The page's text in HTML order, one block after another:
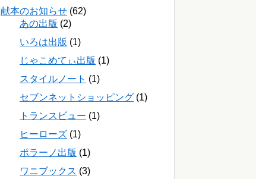
献本のお知らせ (62)
あの出版 (2)
いろは出版 (1)
じゃこめてぃ出版 (1)
スタイルノート (1)
セブンネットショッピング (1)
トランスビュー (1)
ヒーローズ (1)
ポラーノ出版 (1)
ワニブックス (3)